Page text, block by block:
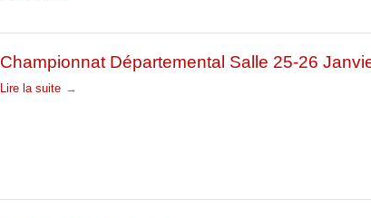
Championnat Départemental Salle 25-26
Lire la suite